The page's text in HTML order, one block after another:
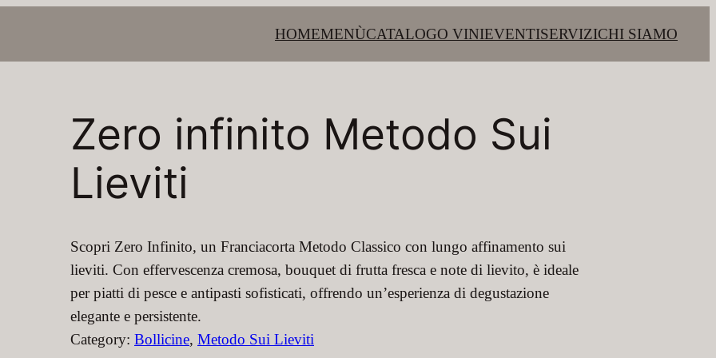
HOMEMENÙCATALOGO VINIEVENTISERVIZICHI SIAMO
Zero infinito Metodo Sui
Lieviti
Scopri Zero Infinito, un Franciacorta Metodo Classico con lungo affinamento sui
lieviti. Con effervescenza cremosa, bouquet di frutta fresca e note di lievito, è ideale
per piatti di pesce e antipasti sofisticati, offrendo un’esperienza di degustazione
elegante e persistente.
Category: Bollicine, Metodo Sui Lieviti